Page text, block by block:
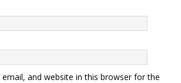
email, and website in this browser for the